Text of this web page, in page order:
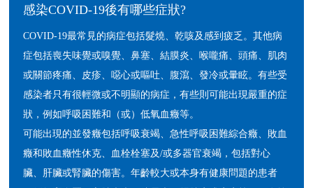
感染COVID-19後有哪些症狀?
COVID-19最常見的病症包括髮燒、乾咳及感到疲乏。其他病
症包括喪失味覺或嗅覺、鼻塞、結膜炎、喉嚨痛、頭痛、肌肉
或關節疼痛、皮疹、噁心或嘔吐、腹瀉、發冷或暈眩。有些受
感染者只有很輕微或不明顯的病症，有些則可能出現嚴重的症
狀，例如呼吸困難和（或）低氧血癥等。
可能出現的並發癥包括呼吸衰竭、急性呼吸困難綜合癥、敗血
癥和敗血癥性休克、血栓栓塞及/或多器官衰竭，包括對心
臟、肝臟或腎臟的傷害。年齡較大或本身有健康問題的患者